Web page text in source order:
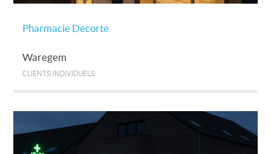
Pharmacie Decorte
Waregem
CLIENTS INDIVIDUELS